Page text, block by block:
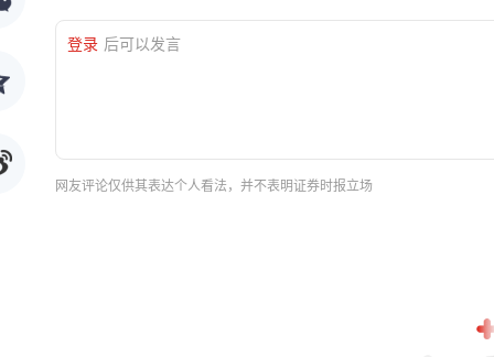
登录 后可以发言
网友评论仅供其表达个人看法，并不表明证券时报立场